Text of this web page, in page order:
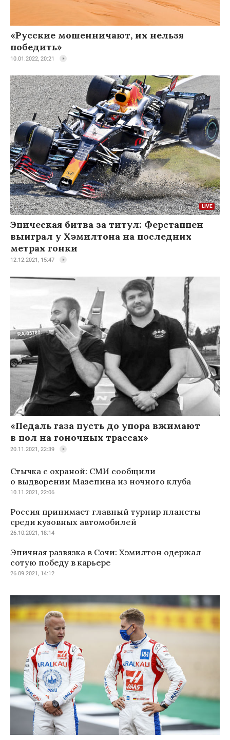
«Русские мошенничают, их нельзя
победить»
10.01.2022, 20:21
Эпическая битва за титул: Ферстаппен
выиграл у Хэмилтона на последних
метрах гонки
12.12.2021, 15:47
«Педаль газа пусть до упора вжимают
в пол на гоночных трассах»
20.11.2021, 22:39
Стычка с охраной: СМИ сообщили
о выдворении Мазепина из ночного клуба
10.11.2021, 22:06
Россия принимает главный турнир планеты
среди кузовных автомобилей
26.10.2021, 18:14
Эпичная развязка в Сочи: Хэмилтон одержал
сотую победу в карьере
26.09.2021, 14:12